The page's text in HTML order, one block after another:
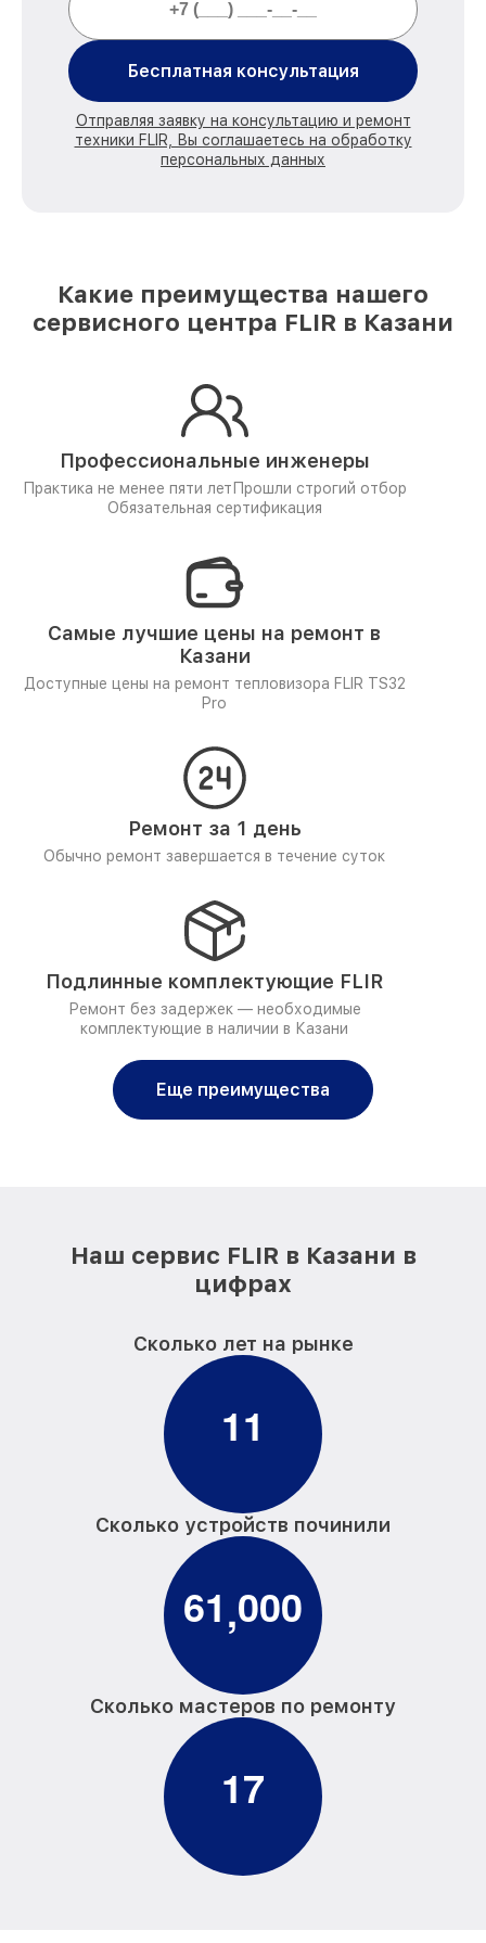
Бесплатная консультация
Отправляя заявку на консультацию и ремонт
техники FLIR, Вы соглашаетесь на обработку
персональных данных
Какие преимущества нашего
сервисного центра FLIR в Казани
Профессиональные инженеры
Практика не менее пяти лет Прошли строгий отбор
Обязательная сертификация
Самые лучшие цены на ремонт в
Казани
Доступные цены на ремонт тепловизора FLIR TS32
Pro
Ремонт за 1 день
Обычно ремонт завершается в течение суток
Подлинные комплектующие FLIR
Ремонт без задержек — необходимые
комплектующие в наличии в Казани
Еще преимущества
Наш сервис FLIR в Казани в
цифрах
Сколько лет на рынке
11
Сколько устройств починили
61,000
Сколько мастеров по ремонту
17